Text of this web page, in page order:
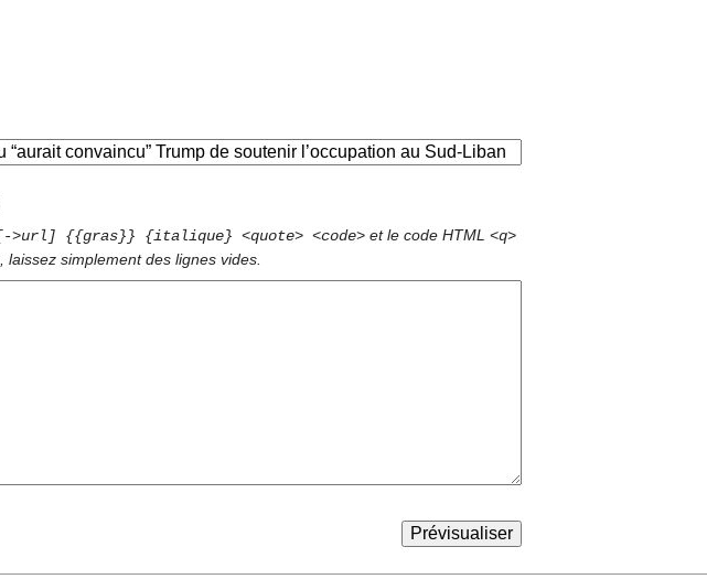
>url] {{gras}} {italique} <quote> <code> et le code HTML <q>
laissez simplement des lignes vides.